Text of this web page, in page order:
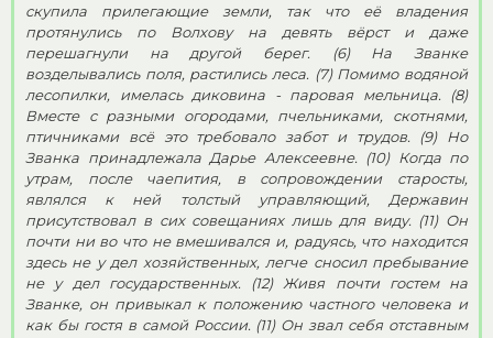
скупила прилегающие земли, так что её владения
протянулись по Волхову на девять вёрст и даже
перешагнули на другой берег. (6) На Званке
возделывались поля, растились леса. (7) Помимо водяной
лесопилки, имелась диковина - паровая мельница. (8)
Вместе с разными огородами, пчельниками, скотнями,
птичниками всё это требовало забот и трудов. (9) Но
Званка принадлежала Дарье Алексеевне. (10) Когда по
утрам, после чаепития, в сопровождении старосты,
являлся к ней толстый управляющий, Державин
присутствовал в сих совещаниях лишь для виду. (11) Он
почти ни во что не вмешивался и, радуясь, что находится
здесь не у дел хозяйственных, легче сносил пребывание
не у дел государственных. (12) Живя почти гостем на
Званке, он привыкал к положению частного человека и
как бы гостя в самой России. (11) Он звал себя отставным